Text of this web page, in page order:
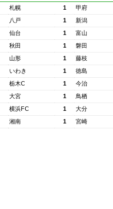
札幌 1
甲府
八戸 1
新潟
仙台 1
富山
秋田 1
磐田
山形 1
藤枝
いわき 1
徳島
栃木C 1
今治
大宮 1
鳥栖
横浜FC 1
大分
湘南 1 宮崎